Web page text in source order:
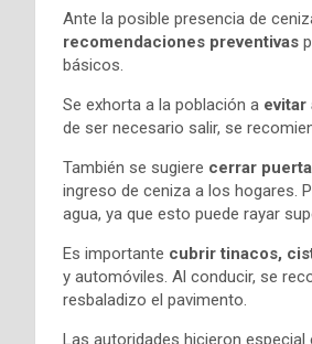
Ante la posible presencia de
recomendaciones preventivas
básicos.
Se exhorta a la población a evitar
de ser necesario salir, se
También se sugiere cerrar
ingreso de ceniza a los hogares.
agua, ya que esto puede rayar
Es importante cubrir tinacos,
y automóviles. Al conducir, se
resbaladizo el pavimento.